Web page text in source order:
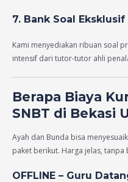
7. Bank Soal Eksklusif
Kami menyediakan ribuan soal
intensif dari tutor-tutor ahli
Berapa Biaya
SNBT di Bekasi
Ayah dan Bunda bisa
paket berikut. Harga jelas,
OFFLINE – Guru